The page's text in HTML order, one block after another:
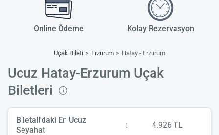
Online Ödeme Kolay Rezervasyon
Uçak Bileti Erzurum Hatay - Erzurum
Ucuz Hatay-Erzurum Uçak
Biletleri
Biletall'daki En Ucuz
Seyahat
: 4.926 TL